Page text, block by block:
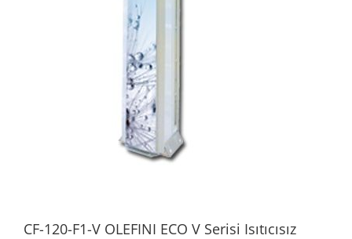
CF-120-F1-V OLEFINI ECO V Serisi Isıtıcısız